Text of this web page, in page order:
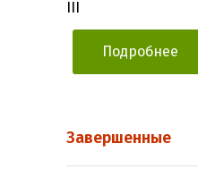
Подробнее
Завершенные